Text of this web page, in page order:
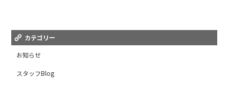
カテゴリー
お知らせ
スタッフBlog